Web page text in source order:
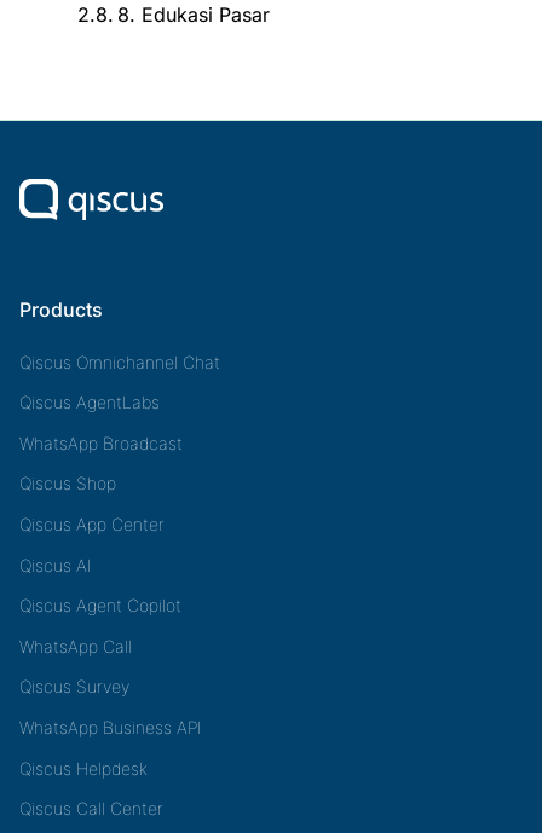
8. Edukasi Pasar
Products
Qiscus Omnichannel Chat
Qiscus AgentLabs
WhatsApp Broadcast
Qiscus Shop
Qiscus App Center
Qiscus AI
Qiscus Agent Copilot
WhatsApp Call
Qiscus Survey
WhatsApp Business API
Qiscus Helpdesk
Qiscus Call Center